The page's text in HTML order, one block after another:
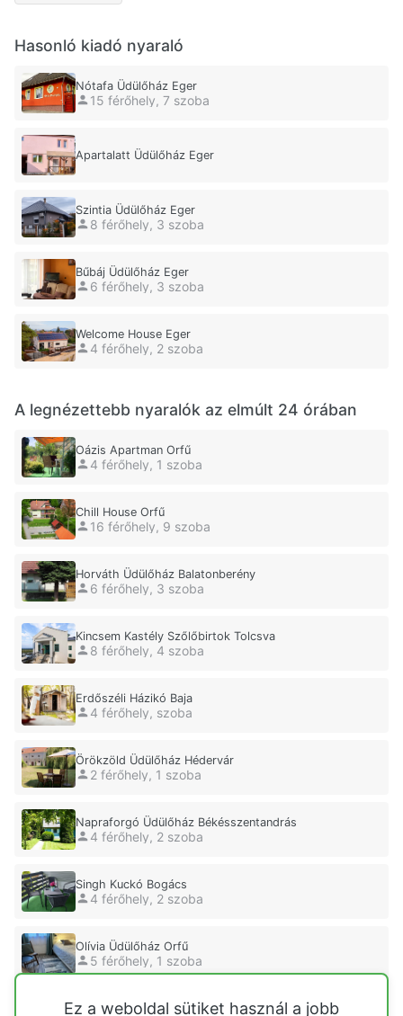
Hasonló kiadó nyaraló
Nótafa Üdülőház Eger
15 férőhely, 7 szoba
Apartalatt Üdülőház Eger
Szintia Üdülőház Eger
8 férőhely, 3 szoba
Bűbáj Üdülőház Eger
6 férőhely, 3 szoba
Welcome House Eger
4 férőhely, 2 szoba
A legnézettebb nyaralók az elmúlt 24 órában
Oázis Apartman Orfű
4 férőhely, 1 szoba
Chill House Orfű
16 férőhely, 9 szoba
Horváth Üdülőház Balatonberény
6 férőhely, 3 szoba
Kincsem Kastély Szőlőbirtok Tolcsva
8 férőhely, 4 szoba
Erdőszéli Házikó Baja
4 férőhely, szoba
Örökzöld Üdülőház Hédervár
2 férőhely, 1 szoba
Napraforgó Üdülőház Békésszentandrás
4 férőhely, 2 szoba
Singh Kuckó Bogács
4 férőhely, 2 szoba
Olívia Üdülőház Orfű
5 férőhely, 1 szoba
Simon Ház Orfű
Ez a weboldal sütiket használ a jobb